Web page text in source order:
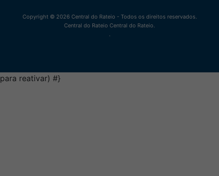
Copyright © 2026 Central do Rateio - Todos os direitos reservados.
Central do Rateio Central do Rateio.
.
para reativar) #}